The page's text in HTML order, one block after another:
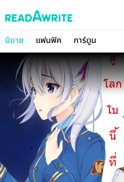
นิยาย แฟนฟิค การ์ตูน